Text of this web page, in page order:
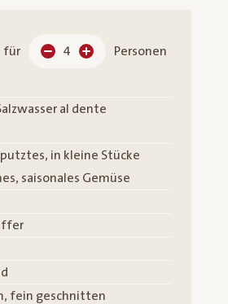
für 4 Personen
al dente
in kleine Stücke
saisonales Gemüse
fein geschnitten